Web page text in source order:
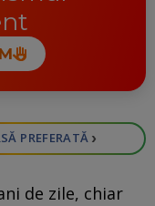
PREFERATĂ ›
de zile, chiar